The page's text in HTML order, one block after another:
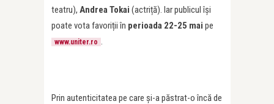
teatru), Andrea Tokai (actriță). Iar publicul își
poate vota favoriții în perioada 22-25 mai pe
www.uniter.ro
Prin autenticitatea pe care și-a păstrat-o încă de